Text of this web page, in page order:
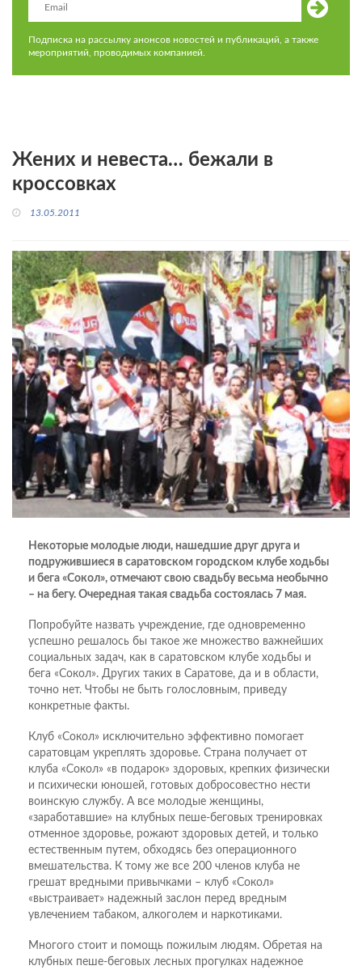
Подписка на рассылку анонсов новостей и публикаций, а также
мероприятий, проводимых компанией.
Жених и невеста… бежали в
кроссовках
13.05.2011
Некоторые молодые люди, нашедшие друг друга и
подружившиеся в саратовском городском клубе ходьбы
и бега «Сокол», отмечают свою свадьбу весьма необычно
– на бегу. Очередная такая свадьба состоялась 7 мая.
Попробуйте назвать учреждение, где одновременно
успешно решалось бы такое же множество важнейших
социальных задач, как в саратовском клубе ходьбы и
бега «Сокол». Других таких в Саратове, да и в области,
точно нет. Чтобы не быть голословным, приведу
конкретные факты.
Клуб «Сокол» исключительно эффективно помогает
саратовцам укреплять здоровье. Страна получает от
клуба «Сокол» «в подарок» здоровых, крепких физически
и психически юношей, готовых добросовестно нести
воинскую службу. А все молодые женщины,
«заработавшие» на клубных пеше-беговых тренировках
отменное здоровье, рожают здоровых детей, и только
естественным путем, обходясь без операционного
вмешательства. К тому же все 200 членов клуба не
грешат вредными привычками – клуб «Сокол»
«выстраивает» надежный заслон перед вредным
увлечением табаком, алкоголем и наркотиками.
Многого стоит и помощь пожилым людям. Обретая на
клубных пеше-беговых лесных прогулках надежное